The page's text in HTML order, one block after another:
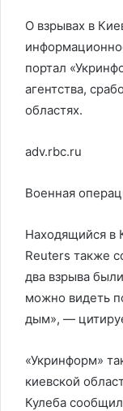
О взрывах в
портал
агентства,
областях.
adv.rbc.ru
Военная
Находящийся в
Reuters также
два взрыва
можно видеть
дым», —
«Укринформ»
киевской
Кулеба